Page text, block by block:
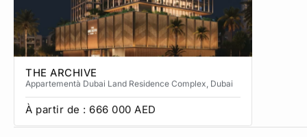
THE ARCHIVE
Appartementà Dubai Land Residence Complex , Dubai
À partir de : 666 000 AED